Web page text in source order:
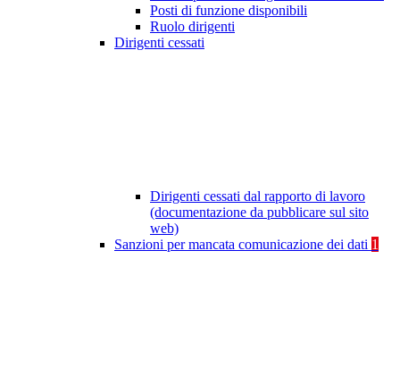
Posti di funzione disponibili
Ruolo dirigenti
Dirigenti cessati
Dirigenti cessati dal rapporto di lavoro
(documentazione da pubblicare sul sito
web)
Sanzioni per mancata comunicazione dei dati 1